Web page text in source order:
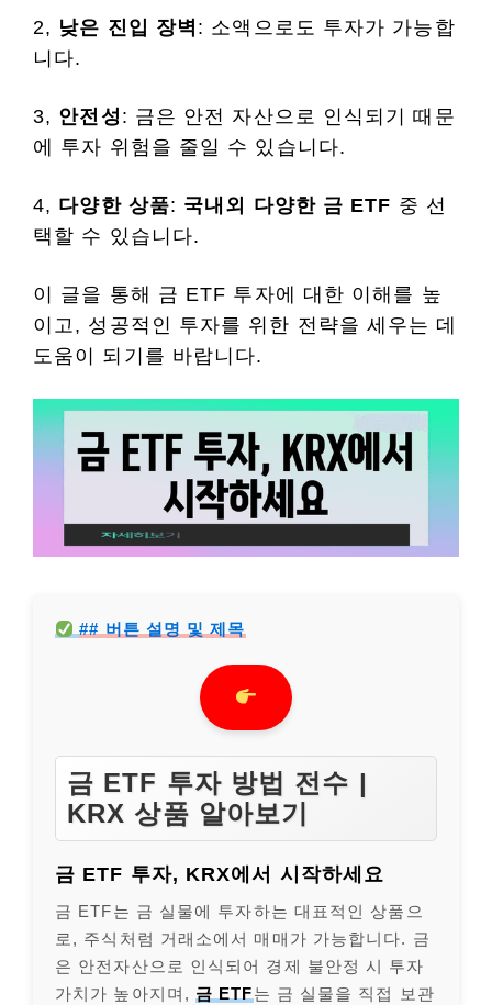
2, 낮은 진입 장벽 : 소액으로도 투자가 가능합
니다.
3, 안전성 : 금은 안전 자산으로 인식되기 때문
에 투자 위험을 줄일 수 있습니다.
4, 다양한 상품: 국내외 다양한 금 ETF 중 선
택할 수 있습니다.
이 글을 통해 금 ETF 투자에 대한 이해를 높
이고, 성공적인 투자를 위한 전략을 세우는 데
도움이 되기를 바랍니다.
## 버튼 설명 및 제목
금 ETF 투자 방법 전수 |
KRX 상품 알아보기
금 ETF 투자, KRX에서 시작하세요
금 ETF는 금 실물에 투자하는 대표적인 상품으
로, 주식처럼 거래소에서 매매가 가능합니다. 금
은 안전자산으로 인식되어 경제 불안정 시 투자
가치가 높아지며, 금 ETF는 금 실물을 직접 보관